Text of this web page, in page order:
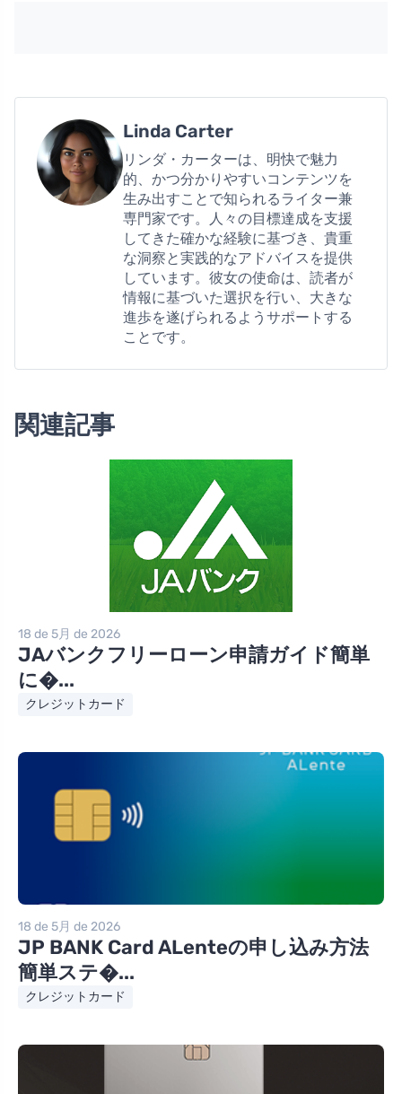
Linda Carter
リンダ・カーターは、明快で魅力
的、かつ分かりやすいコンテンツを
生み出すことで知られるライター兼
専門家です。人々の目標達成を支援
してきた確かな経験に基づき、貴重
な洞察と実践的なアドバイスを提供
しています。彼女の使命は、読者が
情報に基づいた選択を行い、大きな
進歩を遂げられるようサポートする
ことです。
関連記事
18 de 5月 de 2026
JAバンクフリーローン申請ガイド簡単
に�...
クレジットカード
18 de 5月 de 2026
JP BANK Card ALenteの申し込み方法
簡単ステ�...
クレジットカード